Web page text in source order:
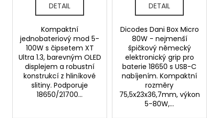
DETAIL
Kompaktní
jednobateriový mod 5-
100W s čipsetem XT
Ultra 1.3, barevným OLED
displejem a robustní
konstrukcí z hliníkové
slitiny. Podporuje
18650/21700...
DETAIL
Dicodes Dani Box Micro
80W - nejmenší
špičkový německý
elektronický grip pro
baterie 18650 s USB-C
nabíjením. Kompaktní
rozměry
75,5x23x36,7mm, výkon
5-80W,...